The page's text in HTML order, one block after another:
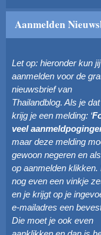
Aanmelden
Let op: hieronder kun
aanmelden voor de
nieuwsbrief van
Thailandblog. Als je
krijg je een melding: ‘
veel
maar deze melding
gewoon negeren en
op aanmelden klikken.
nog even een vinkje
en je krijgt op je
e-mailadres een
Die moet je ook even